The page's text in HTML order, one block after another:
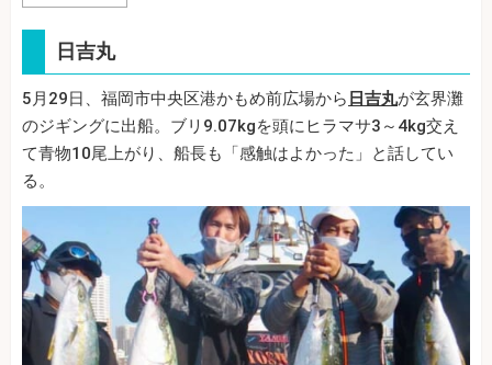
日吉丸
5月29日、福岡市中央区港かもめ前広場から 日吉丸が玄界灘
のジギングに出船。ブリ9.07kgを頭にヒラマサ3～4kg交え
て青物10尾上がり、船長も「感触はよかった」と話してい
る。